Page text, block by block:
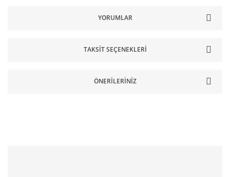
YORUMLAR
TAKSIT SEÇENEKLERI
ÖNERILERINIZ